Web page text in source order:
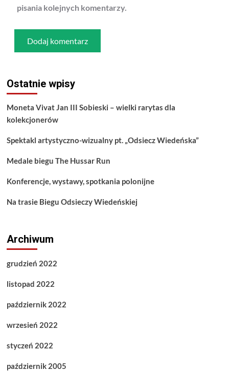
pisania kolejnych komentarzy.
Ostatnie wpisy
Moneta Vivat Jan III Sobieski – wielki rarytas dla
kolekcjonerów
Spektakl artystyczno-wizualny pt. „Odsiecz Wiedeńska”
Medale biegu The Hussar Run
Konferencje, wystawy, spotkania polonijne
Na trasie Biegu Odsieczy Wiedeńskiej
Archiwum
grudzień 2022
listopad 2022
październik 2022
wrzesień 2022
styczeń 2022
październik 2005